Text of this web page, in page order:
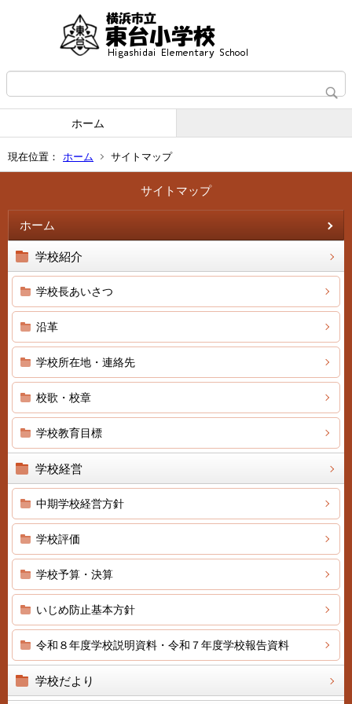
ホーム
現在位置： ホーム サイトマップ
サイトマップ
ホーム
学校紹介
学校長あいさつ
沿革
学校所在地・連絡先
校歌・校章
学校教育目標
学校経営
中期学校経営方針
学校評価
学校予算・決算
いじめ防止基本方針
令和８年度学校説明資料・令和７年度学校報告資料
学校だより